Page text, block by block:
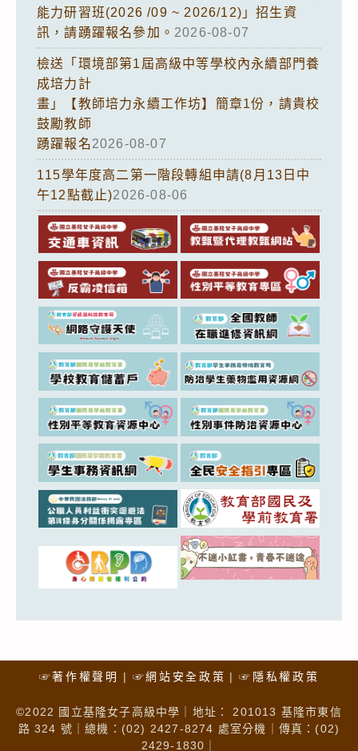
能力研習班(2026 /09 ~ 2026/12)」招生資
訊，請踴躍報名參加。 2026-08-07
檢送「環境部第1屆高級中等學校內永續部門養
成培力計
畫」【教師培力永續工作坊】簡章1份，請貴校
鼓勵教師
踴躍報名2026-08-07
115學年度高二第一階段轉組申請(8月13日中
午12點截止)2026-08-06
☞著作權聲明 ☞網站安全政策 ☞隱私權政策
©2022 國立基隆女子高級中學｜地址： 201013 基隆市東信
路 324 號｜總機：(02) 2427-8274 處室分機｜傳真：(02)
2429-1830｜